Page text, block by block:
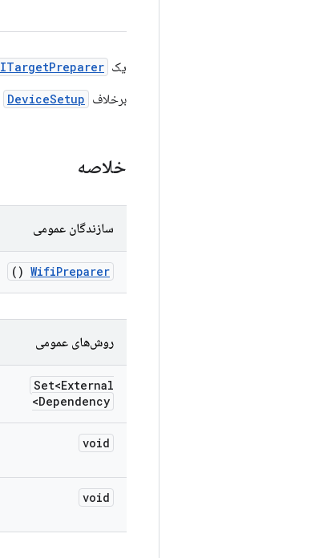
یک ITargetPreparer
برخلاف DeviceSetup
خلاصه
سازندگان عمومی
WifiPreparer
()
روش‌های عمومی
Set<External
Dependency>
void
void